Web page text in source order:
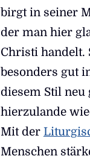
birgt in seiner
der man hier
Christi handelt.
besonders gut
diesem Stil neu
hierzulande
Mit der
Menschen